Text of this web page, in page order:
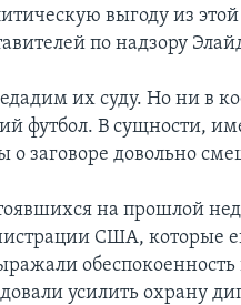
выгоду из
по надзору
их суду. Но ни в
футбол. В сущности,
о заговоре довольно
на прошлой
США, которые
усилить охрану